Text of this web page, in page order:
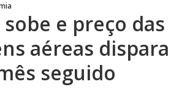
e preço das
aéreas dispara
seguido